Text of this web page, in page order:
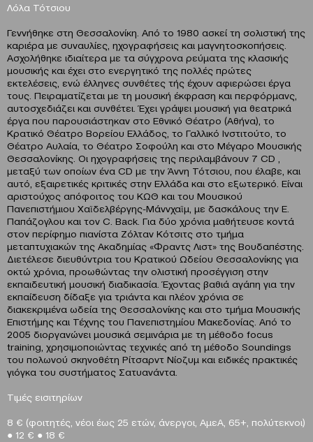
Λόλα Τότσιου
Γεννήθηκε στη Θεσσαλονίκη. Από το 1980 ασκεί τη σολιστική της
καριέρα με συναυλίες, ηχογραφήσεις και μαγνητοσκοπήσεις.
Ασχολήθηκε ιδιαίτερα με τα σύγχρονα ρεύματα της κλασικής
μουσικής και έχει στο ενεργητικό της πολλές πρώτες
εκτελέσεις, ενώ έλληνες συνθέτες τής έχουν αφιερώσει έργα
τους. Πειραματίζεται με τη μουσική έκφραση και περφόρμανς,
αυτοσχεδιάζει και συνθέτει. Έχει γράψει μουσική για θεατρικά
έργα που παρουσιάστηκαν στο Εθνικό Θέατρο (Αθήνα), το
Κρατικό Θέατρο Βορείου Ελλάδος, το Γαλλικό Ινστιτούτο, το
Θέατρο Αυλαία, το Θέατρο Σοφούλη και στο Μέγαρο Μουσικής
Θεσσαλονίκης. Οι ηχογραφήσεις της περιλαμβάνουν 7 CD ,
μεταξύ των οποίων ένα CD με την Άννη Τότσιου, που έλαβε, και
αυτό, εξαιρετικές κριτικές στην Ελλάδα και στο εξωτερικό. Είναι
αριστούχος απόφοιτος του ΚΩΘ και του Μουσικού
Πανεπιστήμιου Χαϊδελβέργης-Μάννχαϊμ, με δασκάλους την Ε.
Παπάζογλου και τον C. Back. Για δύο χρόνια μαθήτευσε κοντά
στον περίφημο πιανίστα Ζόλταν Κότσιτς στο τμήμα
μεταπτυχιακών της Ακαδημίας «Φραντς Λιστ» της Βουδαπέστης.
Διετέλεσε διευθύντρια του Κρατικού Ωδείου Θεσσαλονίκης για
οκτώ χρόνια, προωθώντας την ολιστική προσέγγιση στην
εκπαιδευτική μουσική διαδικασία. Έχοντας βαθιά αγάπη για την
εκπαίδευση δίδαξε για τριάντα και πλέον χρόνια σε
διακεκριμένα ωδεία της Θεσσαλονίκης και στο τμήμα Μουσικής
Επιστήμης και Τέχνης του Πανεπιστημίου Μακεδονίας. Από το
2005 διοργανώνει μουσικά σεμινάρια με τη μέθοδο focus
training, χρησιμοποιώντας τεχνικές από τη μέθοδο Soundings
του πολωνού σκηνοθέτη Ρίτσαρντ Νίοζυμ και ειδικές πρακτικές
γιόγκα του συστήματος Σατυανάντα.
Τιμές εισιτηρίων
8 € (φοιτητές, νέοι έως 25 ετών, άνεργοι, ΑμεΑ, 65+, πολύτεκνοι)
● 12 € ● 18 €